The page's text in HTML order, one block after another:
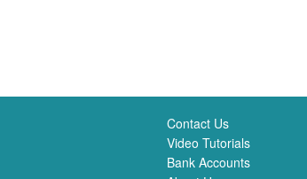
Contact Us
Video Tutorials
Bank Accounts